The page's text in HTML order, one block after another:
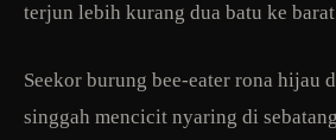
terjun lebih kurang dua batu ke
Seekor burung bee-eater rona hijau
singgah mencicit nyaring di